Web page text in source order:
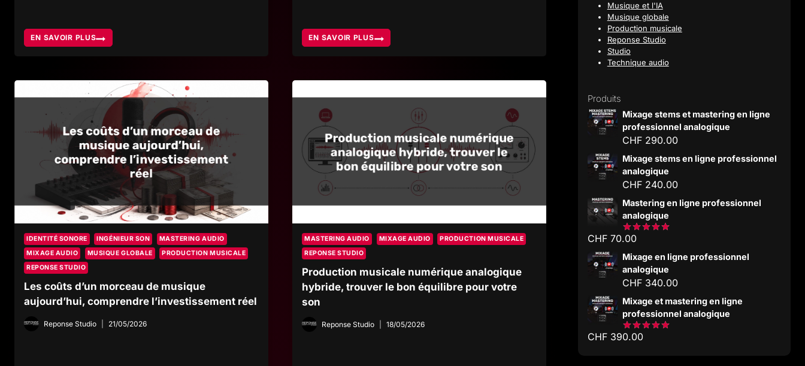
EN SAVOIR PLUS
LATENCE
EN
MUSICALE
EN SAVOIR PLUS
POURQUOI
TRAVAILLER
À
PROJET
IDENTITÉ SONORE INGÉNIEUR SON
MASTERING AUDIO
MIXAGE AUDIO
MUSIQUE GLOBALE
PRODUCTION MUSICALE
REPONSE STUDIO
Les coûts d’un morceau de musique
aujourd’hui, comprendre l’investissement réel
Reponse Studio 21/05/2026
MASTERING AUDIO MIXAGE AUDIO
PRODUCTION MUSICALE
REPONSE STUDIO
Production musicale numérique analogique
hybride, trouver le bon équilibre pour votre
son
Reponse Studio 18/05/2026
Musique et l'IA
Musique globale
Production musicale
Reponse Studio
Studio
Technique audio
Produits
Mixage stems et mastering en ligne
professionnel analogique
CHF290.00
Mixage stems en ligne professionnel
analogique
CHF240.00
Mastering en ligne professionnel
analogique
Note
CHF70.00
Mixage en ligne professionnel
analogique
CHF340.00
Mixage et mastering en ligne
professionnel analogique
Note
CHF390.00